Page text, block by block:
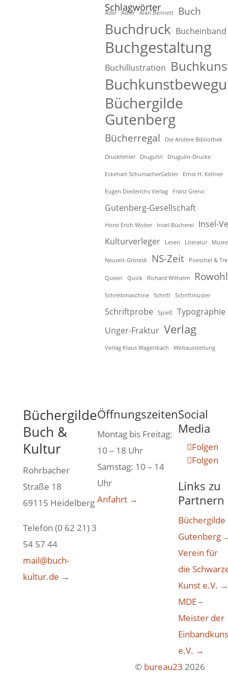
Schlagwörter
Adel Adler Alan Bennett Buch
Buchdruck Bucheinband
Buchgestaltung
Buchillustration
Büchergilde
Gutenberg
Bücherregal Die Andere Bibliothek
Druckfehler Drugulin Drugulin-Drucke
Eckehart SchumacherGebler Ernst H. Kellner
Eugen Diederichs Verlag Franz Greno
Gutenberg-Gesellschaft
Horst Erich Wolter Insel-Bücherei
Insel-
Kulturverleger
Lesen Literatur
Neuzeit-Grotesk NS-Zeit Poeschel &
Queen Quick Richard Wilhelm
Schreibmaschine Schrift Schriftmuster
Schriftprobe Spieß
Typographie
Unger-Fraktur Verlag
Verlag Klaus Wagenbach Weltausstellung
Büchergilde
Buch &
Kultur
Rohrbacher
Straße 18
69115 Heidelberg
Telefon (0 62 21) 3
54 57 44
mail@buch-
kultur.de →
Öffnungszeiten
Montag bis Freitag:
10 – 18 Uhr
Samstag: 10 – 14
Uhr
Anfahrt →
Social
Media
Folgen
Folgen
Links zu
Partnern
Büchergilde
Gutenberg
Verein für
die
Kunst e.V. →
MDE –
Meister der
e.V. →
© bureau23 2026